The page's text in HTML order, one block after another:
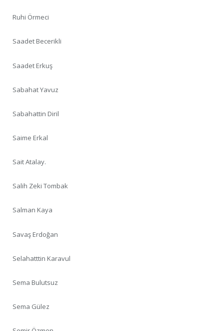
Ruhi Örmeci
Saadet Becerikli
Saadet Erkuş
Sabahat Yavuz
Sabahattin Diril
Saime Erkal
Sait Atalay.
Salih Zeki Tombak
Salman Kaya
Savaş Erdoğan
Selahatttin Karavul
Sema Bulutsuz
Sema Gülez